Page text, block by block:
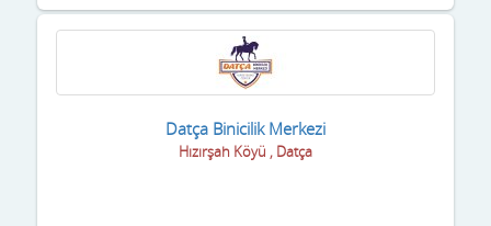
Datça Binicilik Merkezi
Hızırşah Köyü , Datça